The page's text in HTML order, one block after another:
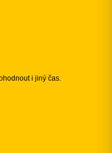
i jiný čas.